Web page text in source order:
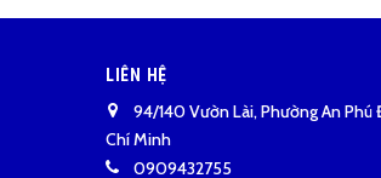
LIÊN HỆ
94/140 Vườn Lài, Phường An Phú
Chí Minh
0909432755